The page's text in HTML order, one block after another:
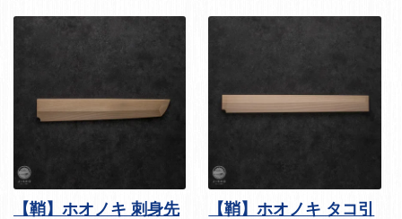
【鞘】ホオノキ 刺身先
【鞘】ホオノキ タコ引